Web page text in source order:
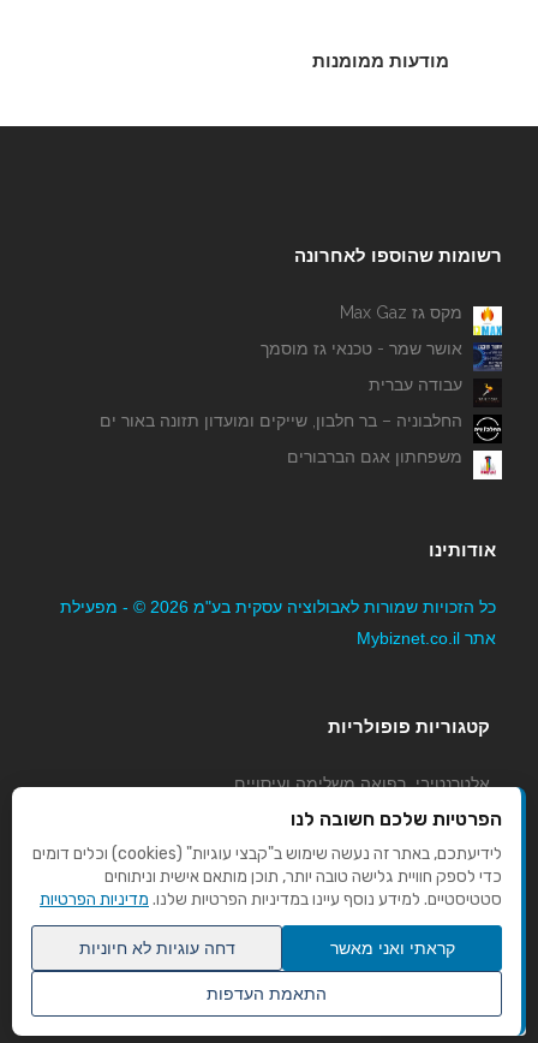
מודעות ממומנות
רשומות שהוספו לאחרונה
מקס גז Max Gaz
אושר שמר - טכנאי גז מוסמך
עבודה עברית
החלבוניה – בר חלבון, שייקים ומועדון תזונה באור ים
משפחתון אגם הברבורים
אודותינו
כל הזכויות שמורות לאבולוציה עסקית בע"מ 2026 © - מפעילת
אתר Mybiznet.co.il
קטגוריות פופולריות
אלטרנטיבי, רפואה משלימה ועיסויים
גני ילדים, משפחתונים וצהרונים
קוסמטיקה טיפוח ויופי
מורים לנהיגה
הפרטיות שלכם חשובה לנו
לידיעתכם, באתר זה נעשה שימוש ב"קבצי עוגיות" (cookies) וכלים דומים
כדי לספק חוויית גלישה טובה יותר, תוכן מותאם אישית וניתוחים
סטטיסטיים. למידע נוסף עיינו במדיניות הפרטיות שלנו. מדיניות הפרטיות
קראתי ואני מאשר דחה עוגיות לא חיוניות
התאמת העדפות
שנו העדפות פרטיות